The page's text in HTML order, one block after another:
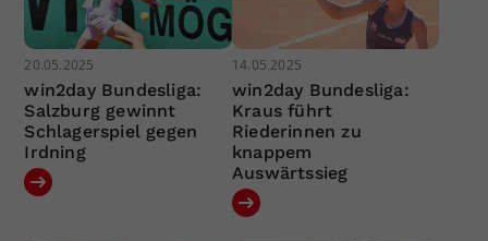
20.05.2025
win2day Bundesliga:
Salzburg gewinnt
Schlagerspiel gegen
Irdning
14.05.2025
win2day Bundesliga:
Kraus führt
Riederinnen zu
knappem
Auswärtssieg